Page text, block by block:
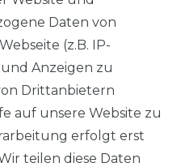
Service
Daten von
(z.B. IP-
Anzeigen zu
Drittanbietern
auf unsere Website zu
erfolgt erst
teilen diese Daten